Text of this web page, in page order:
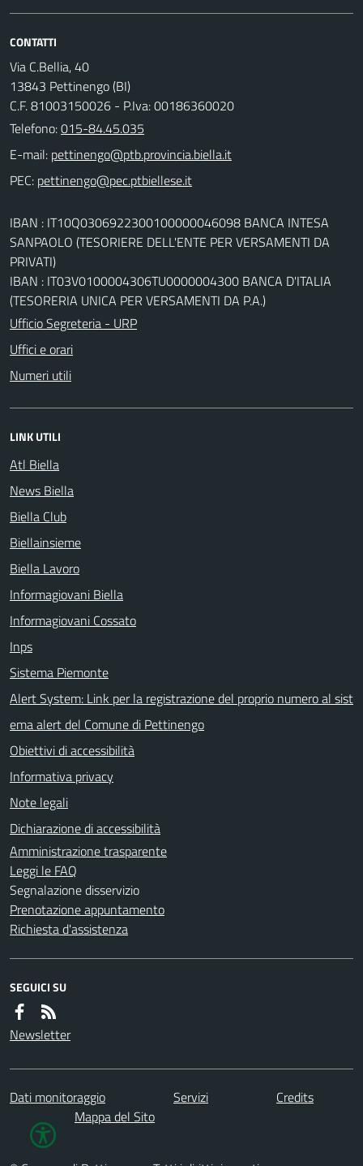
CONTATTI
Via C.Bellia, 40
13843 Pettinengo (BI)
C.F. 81003150026 - P.Iva: 00186360020
Telefono:015-84.45.035
E-mail:
PEC:
IBAN : IT10Q0306922300100000046098 BANCA INTESA
SANPAOLO (TESORIERE DELL'ENTE PER VERSAMENTI DA
PRIVATI)
IBAN : IT03V0100004306TU0000004300 BANCA D'ITALIA
(TESORERIA UNICA PER VERSAMENTI DA P.A.)
Ufficio Segreteria - URP
Uffici e orari
Numeri utili
LINK UTILI
Atl Biella
News Biella
Biella Club
Biellainsieme
Biella Lavoro
Informagiovani Biella
Informagiovani Cossato
Inps
Sistema Piemonte
Alert System: Link per la registrazione del proprio numero al sist
ema alert del Comune di Pettinengo
Obiettivi di accessibilità
Informativa privacy
Note legali
Dichiarazione di accessibilità
Amministrazione trasparente
Leggi le FAQ
Segnalazione disservizio
Prenotazione appuntamento
Richiesta d'assistenza
SEGUICI SU
Newsletter
Dati monitoraggio Servizi
Credits
Mappa del Sito